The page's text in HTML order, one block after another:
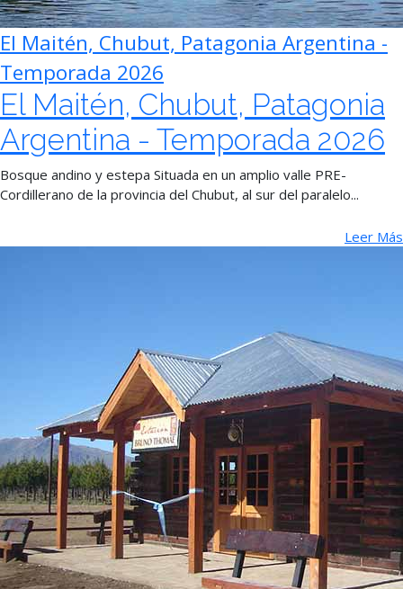
El Maitén, Chubut, Patagonia Argentina -
Temporada 2026
El Maitén, Chubut, Patagonia
Argentina - Temporada 2026
Bosque andino y estepa Situada en un amplio valle PRE-
Cordillerano de la provincia del Chubut, al sur del paralelo...
Leer Más